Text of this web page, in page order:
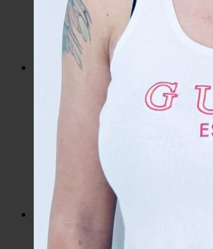
4-7 rokov
8-13 rokov
14-18 rokov
Detské doplnky
Dámska móda na každý deň
Saká / Kabáty
Košele / Blúzky
Nohavice / Tepláky
Sukne / Kraťasy
Súpravy
Bazárová ponuka
Dámske
Detské